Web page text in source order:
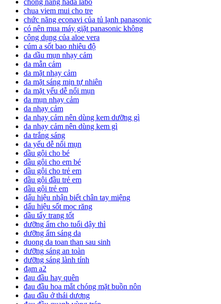
chống nắng hada labo
chua viem mui cho tre
chức năng econavi của tủ lạnh panasonic
có nên mua máy giặt panasonic không
công dụng của aloe vera
cúm a sốt bao nhiêu độ
da dầu mụn nhạy cảm
da mẫn cảm
da mặt nhạy cảm
da mặt sáng mịn tự nhiên
da mặt yếu dễ nổi mụn
da mụn nhạy cảm
da nhạy cảm
da nhạy cảm nên dùng kem dưỡng gì
da nhạy cảm nên dùng kem gì
da trắng sáng
da yếu dễ nổi mụn
dầu gội cho bé
dầu gội cho em bé
dầu gội cho trẻ em
dầu gội đầu trẻ em
dầu gội trẻ em
dấu hiệu nhận biết chân tay miệng
dấu hiệu sốt mọc răng
dầu tẩy trang tốt
dưỡng ẩm cho tuổi dậy thì
dưỡng ẩm sáng da
duong da toan than sau sinh
dưỡng sáng an toàn
dưỡng sáng lành tính
đạm a2
đau đầu hay quên
đau đầu hoa mắt chóng mặt buồn nôn
đau đầu ở thái dương